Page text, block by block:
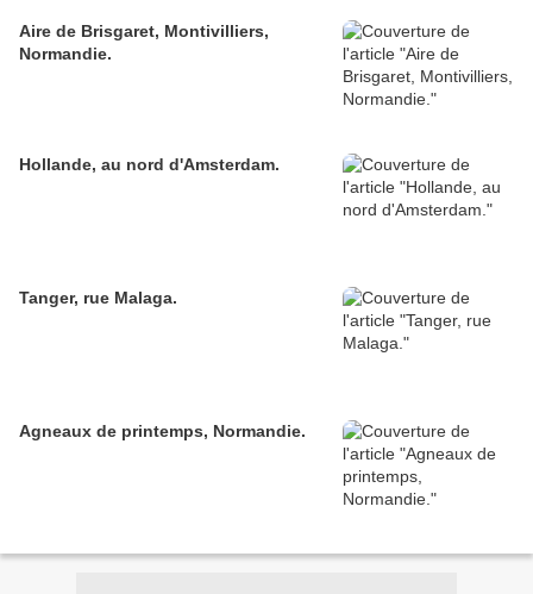
Aire de Brisgaret, Montivilliers,
Normandie.
Hollande, au nord d'Amsterdam.
Tanger, rue Malaga.
Agneaux de printemps, Normandie.